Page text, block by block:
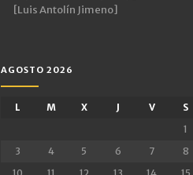
[Luis Antolín Jimeno]
AGOSTO 2026
L M X J V S
1
3
4 5 6 7 8
10
11 12 13 14 15